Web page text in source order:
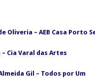
Oliveria – AEB Casa Porto
Cia Varal das Artes
Gil – Todos por Um